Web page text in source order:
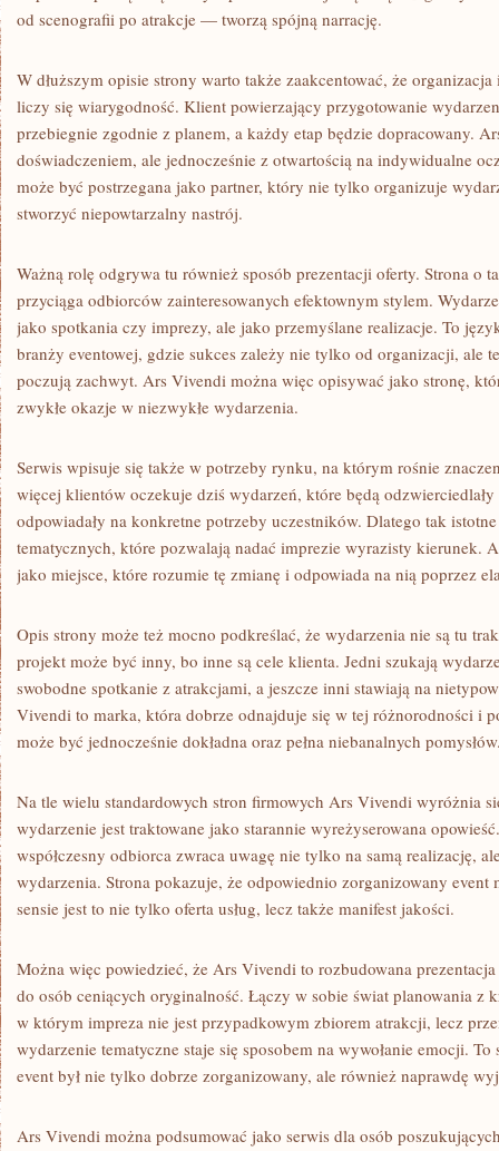
od scenografii po atrakcje — tworzą spójną narrację.
W dłuższym opisie strony warto także zaakcentować, że
liczy się wiarygodność. Klient powierzający przygotowanie
przebiegnie zgodnie z planem, a każdy etap będzie dopracowany.
doświadczeniem, ale jednocześnie z otwartością na indywidualne
może być postrzegana jako partner, który nie tylko organizuje
stworzyć niepowtarzalny nastrój.
Ważną rolę odgrywa tu również sposób prezentacji oferty. Strona o
przyciąga odbiorców zainteresowanych efektownym stylem.
jako spotkania czy imprezy, ale jako przemyślane realizacje. To
branży eventowej, gdzie sukces zależy nie tylko od organizacji, ale
poczują zachwyt. Ars Vivendi można więc opisywać jako stronę,
zwykłe okazje w niezwykłe wydarzenia.
Serwis wpisuje się także w potrzeby rynku, na którym rośnie
więcej klientów oczekuje dziś wydarzeń, które będą
odpowiadały na konkretne potrzeby uczestników. Dlatego tak
tematycznych, które pozwalają nadać imprezie wyrazisty kierunek.
jako miejsce, które rozumie tę zmianę i odpowiada na nią poprzez
Opis strony może też mocno podkreślać, że wydarzenia nie są tu
projekt może być inny, bo inne są cele klienta. Jedni szukają
swobodne spotkanie z atrakcjami, a jeszcze inni stawiają na
Vivendi to marka, która dobrze odnajduje się w tej różnorodności i
może być jednocześnie dokładna oraz pełna niebanalnych
Na tle wielu standardowych stron firmowych Ars Vivendi wyróżnia
wydarzenie jest traktowane jako starannie wyreżyserowana
współczesny odbiorca zwraca uwagę nie tylko na samą realizację,
wydarzenia. Strona pokazuje, że odpowiednio zorganizowany event
sensie jest to nie tylko oferta usług, lecz także manifest jakości.
Można więc powiedzieć, że Ars Vivendi to rozbudowana prezentacja
do osób ceniących oryginalność. Łączy w sobie świat planowania z
w którym impreza nie jest przypadkowym zbiorem atrakcji, lecz
wydarzenie tematyczne staje się sposobem na wywołanie emocji.
event był nie tylko dobrze zorganizowany, ale również naprawdę
Ars Vivendi można podsumować jako serwis dla osób